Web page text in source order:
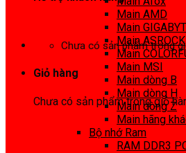
Chưa có sản phẩm trong
Giỏ hàng
Chưa có sản phẩm trong giỏ
Main AMD
Main
Main ASROCK
Main
Main MSI
Main dòng B
Main dòng H
Main dòng Z
Main hãng
Bộ nhớ Ram
RAM DDR3